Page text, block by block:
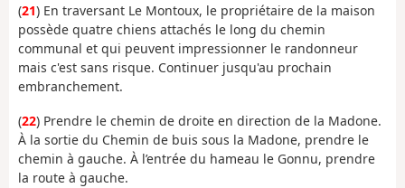
(21) En traversant Le Montoux, le propriétaire de la maison
possède quatre chiens attachés le long du chemin
communal et qui peuvent impressionner le randonneur
mais c'est sans risque. Continuer jusqu'au prochain
embranchement.
(22) Prendre le chemin de droite en direction de la Madone.
À la sortie du Chemin de buis sous la Madone, prendre le
chemin à gauche. À l’entrée du hameau le Gonnu, prendre
la route à gauche.